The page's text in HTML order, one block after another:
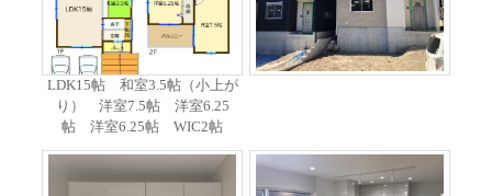
LDK15帖 和室3.5帖（小上が
り） 洋室7.5帖 洋室6.25
帖 洋室6.25帖 WIC2帖